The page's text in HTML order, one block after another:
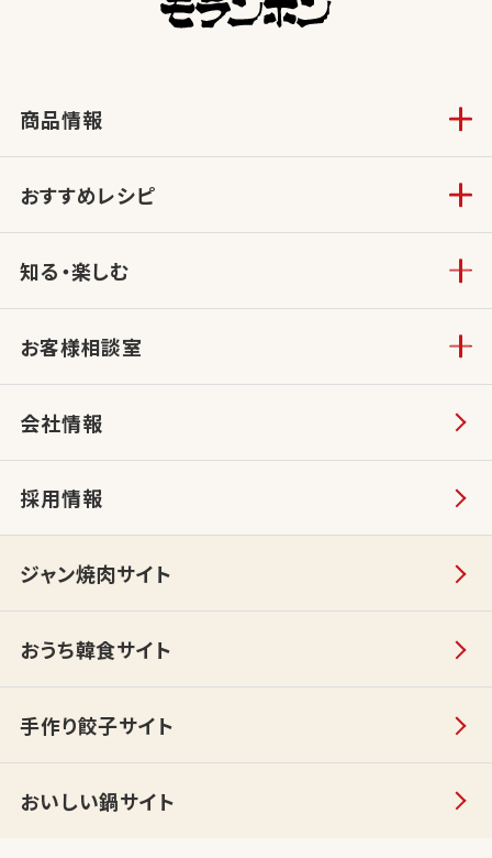
商品情報
おすすめレシピ
知る・楽しむ
お客様相談室
会社情報
採用情報
ジャン焼肉サイト
おうち韓食サイト
手作り餃子サイト
おいしい鍋サイト